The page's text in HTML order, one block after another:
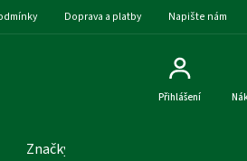
Doprava a platby Napište nám
Přihlášení
Značky